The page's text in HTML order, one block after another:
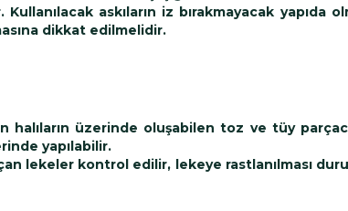
askıların iz bırakmayacak yapıda
dikkat edilmelidir.
üzerinde oluşabilen toz ve tüy
yapılabilir.
lekeler kontrol edilir, lekeye rastlanılması